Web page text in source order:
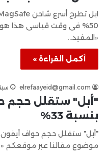
50% فى وقت قياسى هذا
«المفيد…
أكمل القراءة »
elrefaayeid@gmail.com
بنسبة 33%
موضوع مقالنا عبر موقعكم